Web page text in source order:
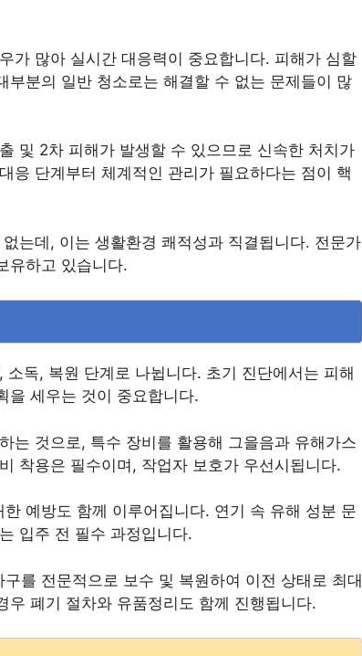
가 많아 실시간 대응력이 중요합니다. 피해가 심할
분의 일반 청소로는 해결할 수 없는 문제들이 많
및 2차 피해가 발생할 수 있으므로 신속한 처치가
응 단계부터 체계적인 관리가 필요하다는 점이 핵
는데, 이는 생활환경 쾌적성과 직결됩니다. 전문가
유하고 있습니다.
독, 복원 단계로 나뉩니다. 초기 진단에서는 피해
을 세우는 것이 중요합니다.
는 것으로, 특수 장비를 활용해 그을음과 유해가스
착용은 필수이며, 작업자 보호가 우선시됩니다.
예방도 함께 이루어집니다. 연기 속 유해 성분 문
입주 전 필수 과정입니다.
를 전문적으로 보수 및 복원하여 이전 상태로 최대
폐기 절차와 유품정리도 함께 진행됩니다.